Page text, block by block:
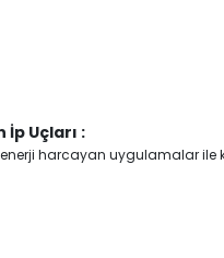
Uçları :
enerji harcayan uygulamalar